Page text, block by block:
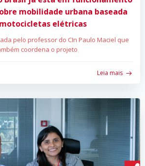
mobilidade urbana baseada
elétricas
pelo professor do CIn Paulo Maciel que
coordena o projeto
Leia mais